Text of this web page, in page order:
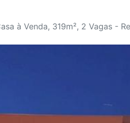
à Venda, 319m², 2 Vagas -